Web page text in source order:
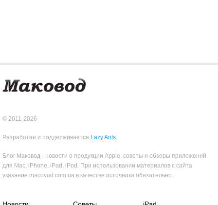
© 2011-2026
Разработан и поддерживается Lazy Ants
Блог Маковод - новости о продукции Apple, советы и обзоры приложений
для Mac, iPhone, iPad, iPod. При использовании материалов с сайта
указание macovod.com.ua в качестве источника обязательно.